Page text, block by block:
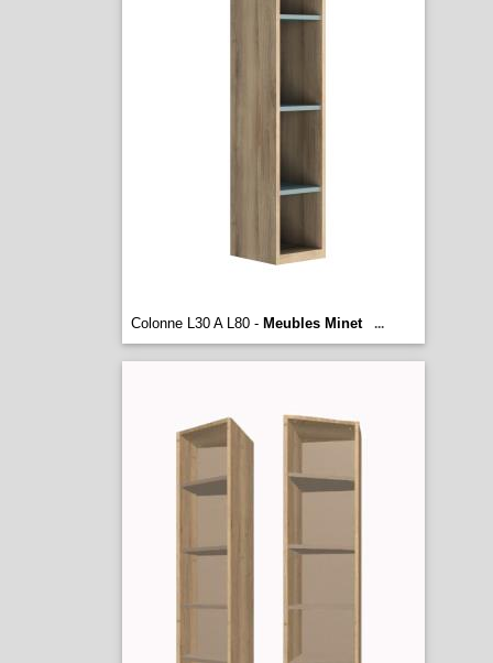
Colonne L30 A L80 - Meubles Minet ...